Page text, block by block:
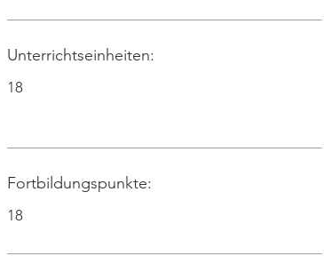
Unterrichtseinheiten:
18
Fortbildungspunkte:
18